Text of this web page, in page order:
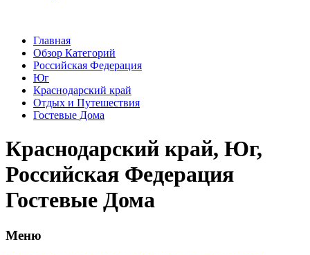
Главная
Обзор Категорий
Российская Федерация
Юг
Краснодарский край
Отдых и Путешествия
Гостевые Дома
Краснодарский край, Юг,
Российская Федерация
Гостевые Дома
Меню